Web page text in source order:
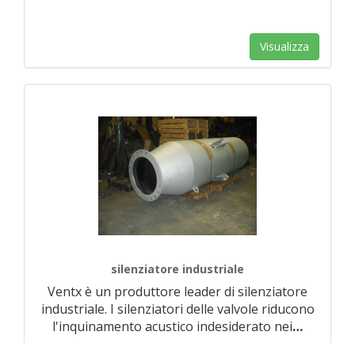
Visualizza
silenziatore industriale
Ventx è un produttore leader di silenziatore
industriale. I silenziatori delle valvole riducono
l'inquinamento acustico indesiderato nei…